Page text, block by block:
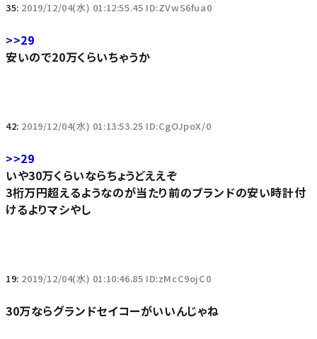
35: 2019/12/04(水) 01:12:55.45 ID:ZVwS6fua0
>>29
安いので20万くらいちゃうか
42: 2019/12/04(水) 01:13:53.25 ID:CgOJpoX/0
>>29
いや30万くらいならちょうどええぞ
3桁万円超えるようなのが当たり前のブランドの安い時計付
けるよりマシやし
19: 2019/12/04(水) 01:10:46.85 ID:zMcC9ojC0
30万ならグランドセイコーがいいんじゃね